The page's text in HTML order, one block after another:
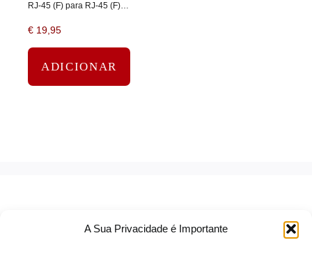
A Sua Privacidade é Importante
RJ-45 (F) para RJ-45 (F) –
€ 19,95
ADICIONAR